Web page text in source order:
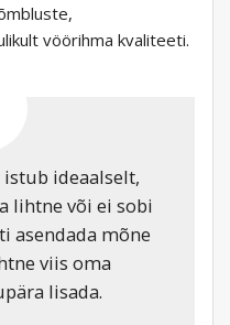
vöörihma kvaliteeti.
ideaalselt,
lihtne või ei sobi
asendada mõne
viis oma
lisada.